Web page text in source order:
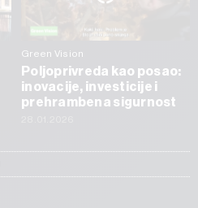
Green Vision
Poljoprivreda kao posao:
inovacije, investicije i
prehrambena sigurnost